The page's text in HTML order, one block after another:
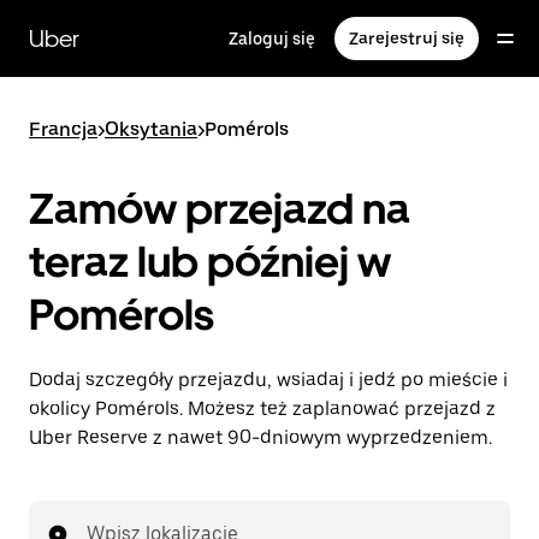
głównej
zawartości
Uber Zaloguj się Zarejestruj się
Francja>Oksytania>Pomérols
Zamów przejazd na
teraz lub później w
Pomérols
Dodaj szczegóły przejazdu, wsiadaj i jedź po mieście i
okolicy Pomérols. Możesz też zaplanować przejazd z
Uber Reserve z nawet 90-dniowym wyprzedzeniem.
Wpisz lokalizację